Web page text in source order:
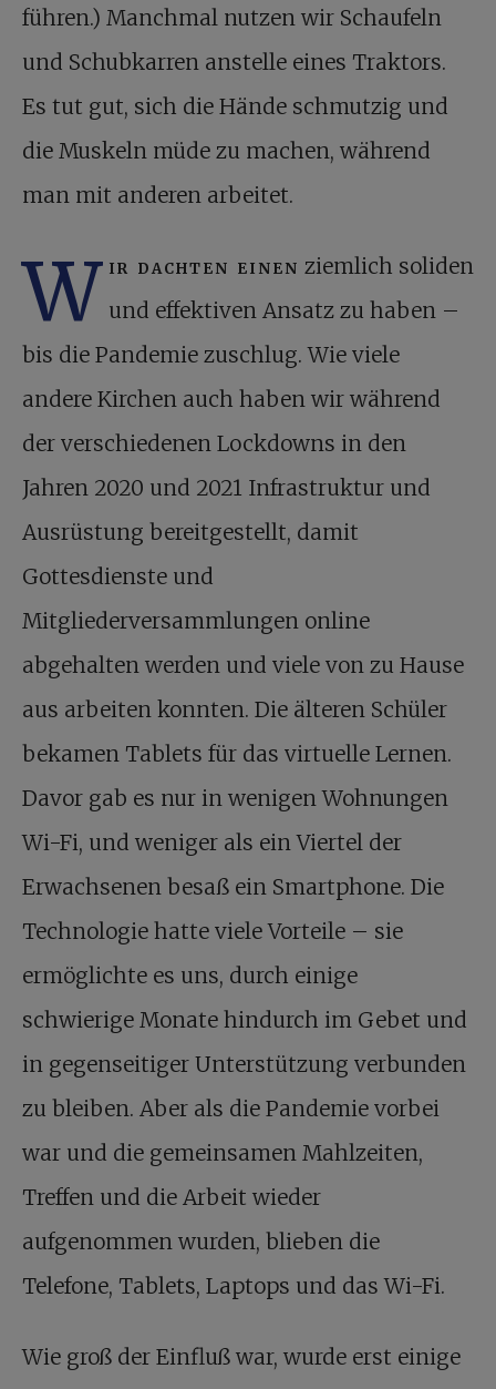
führen.) Manchmal nutzen wir Schaufeln
und Schubkarren anstelle eines Traktors.
Es tut gut, sich die Hände schmutzig und
die Muskeln müde zu machen, während
man mit anderen arbeitet.
W ir dachten einen ziemlich soliden
und effektiven Ansatz zu haben –
bis die Pandemie zuschlug. Wie viele
andere Kirchen auch haben wir während
der verschiedenen Lockdowns in den
Jahren 2020 und 2021 Infrastruktur und
Ausrüstung bereitgestellt, damit
Gottesdienste und
Mitgliederversammlungen online
abgehalten werden und viele von zu Hause
aus arbeiten konnten. Die älteren Schüler
bekamen Tablets für das virtuelle Lernen.
Davor gab es nur in wenigen Wohnungen
Wi-Fi, und weniger als ein Viertel der
Erwachsenen besaß ein Smartphone. Die
Technologie hatte viele Vorteile – sie
ermöglichte es uns, durch einige
schwierige Monate hindurch im Gebet und
in gegenseitiger Unterstützung verbunden
zu bleiben. Aber als die Pandemie vorbei
war und die gemeinsamen Mahlzeiten,
Treffen und die Arbeit wieder
aufgenommen wurden, blieben die
Telefone, Tablets, Laptops und das Wi-Fi.
Wie groß der Einfluß war, wurde erst einige